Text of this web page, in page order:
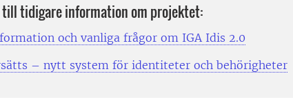
till tidigare information om projektet:
och vanliga frågor om IGA Idis 2.0
– nytt system för identiteter och behörigheter